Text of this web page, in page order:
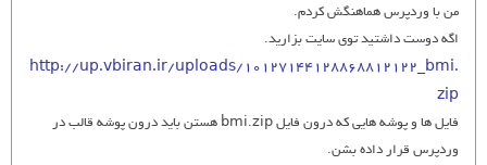
من با وردپرس هماهنگش کردم.
اگه دوست داشتید توی سایت بزارید.
http://up.vbiran.ir/uploads/10127144128868812122_bmi.
zip
فایل ها و پوشه هایی که درون فایل bmi.zip هستن باید درون پوشه قالب در
وردپرس قرار داده بشن.